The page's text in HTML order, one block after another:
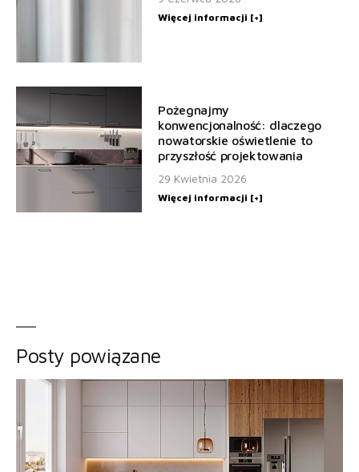
Więcej informacji [+]
Pożegnajmy
konwencjonalność: dlaczego
nowatorskie oświetlenie to
przyszłość projektowania
29 Kwietnia 2026
Więcej informacji [+]
Posty powiązane